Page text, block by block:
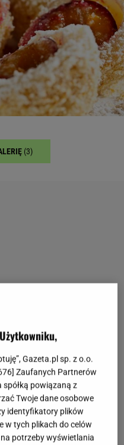
(3)
Gazeta.pl sp. z o.o.
] Zaufanych Partnerów
spółką powiązaną z
Twoje dane osobowe
identyfikatory plików
w tych plikach do celów
potrzeby wyświetlania